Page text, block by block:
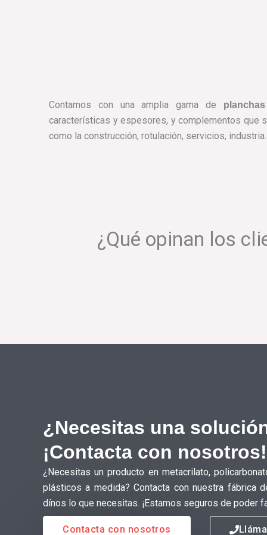
Contamos con una amplia gama de
características y espesores, y complementos que
como la construcción, rotulación, servicios,
¿Qué opinan los
¿Necesitas una
¡Contacta con nosotros!
¿Necesitas un producto en metacrilato,
plásticos a medida? Contacta con nuestra fábrica
dínos lo que necesitas. ¡Estamos seguros de poder
Contacta con nosotros